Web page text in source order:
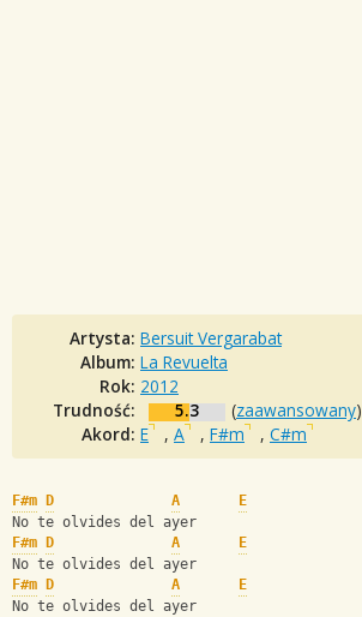
Artysta: Bersuit Vergarabat
Album: La Revuelta
Rok: 2012
Trudność:
5.3 (zaawansowany)
Akord: E , A , F#m , C#m
F#m D A
E
No te olvides del ayer
F#m
D A
E
No te olvides del ayer
F#m
D A
E
No te olvides del ayer